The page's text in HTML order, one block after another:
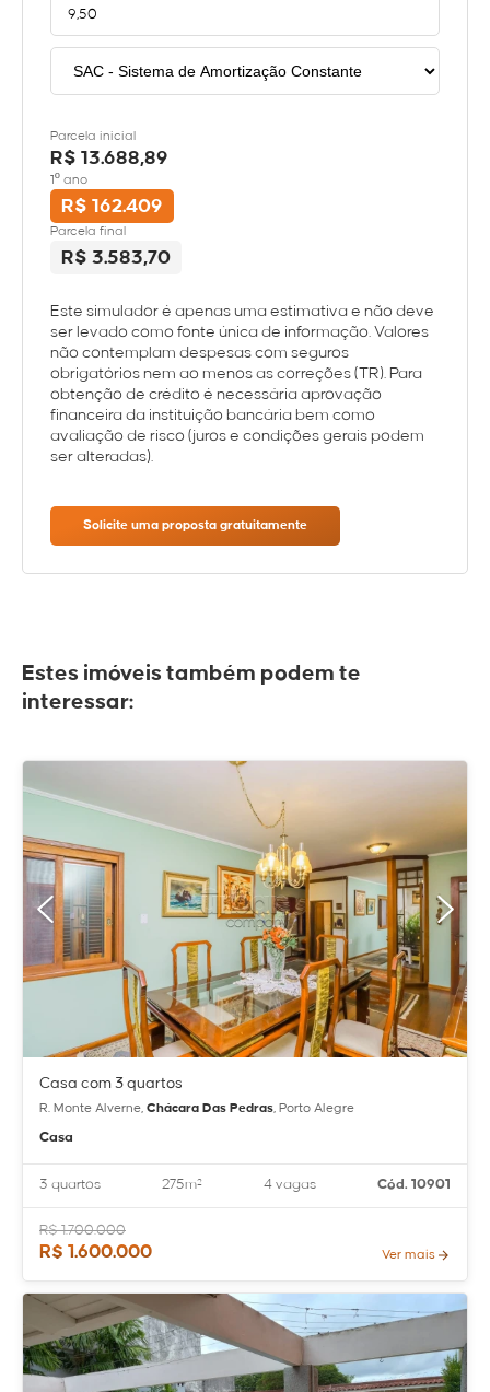
Parcela inicial
R$ 13.688,89
1º ano
R$ 162.409
Parcela final
R$ 3.583,70
Este simulador é apenas uma estimativa e não deve
ser levado como fonte única de informação. Valores
não contemplam despesas com seguros
obrigatórios nem ao menos as correções (TR). Para
obtenção de crédito é necessária aprovação
financeira da instituição bancária bem como
avaliação de risco (juros e condições gerais podem
ser alteradas).
Solicite uma proposta gratuitamente
Estes imóveis também podem te
interessar:
Casa com 3 quartos
R. Monte Alverne, Chácara Das Pedras, Porto Alegre
Casa
3 quartos 275m² 4 vagas Cód. 10901
R$ 1.700.000
R$ 1.600.000 Ver mais